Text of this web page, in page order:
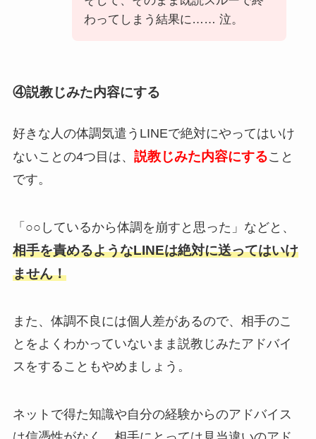
わってしまう結果に…… 泣。
④説教じみた内容にする
好きな人の体調気遣うLINEで絶対にやってはいけ
ないことの4つ目は、 説教じみた内容にすること
です。
「○○しているから体調を崩すと思った」などと、
相手を責めるようなLINEは絶対に送ってはいけ
ません！
また、体調不良には個人差があるので、相手のこ
とをよくわかっていないまま説教じみたアドバイ
スをすることもやめましょう。
ネットで得た知識や自分の経験からのアドバイス